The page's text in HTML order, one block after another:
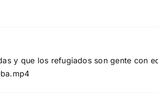
y que los refugiados son gente con